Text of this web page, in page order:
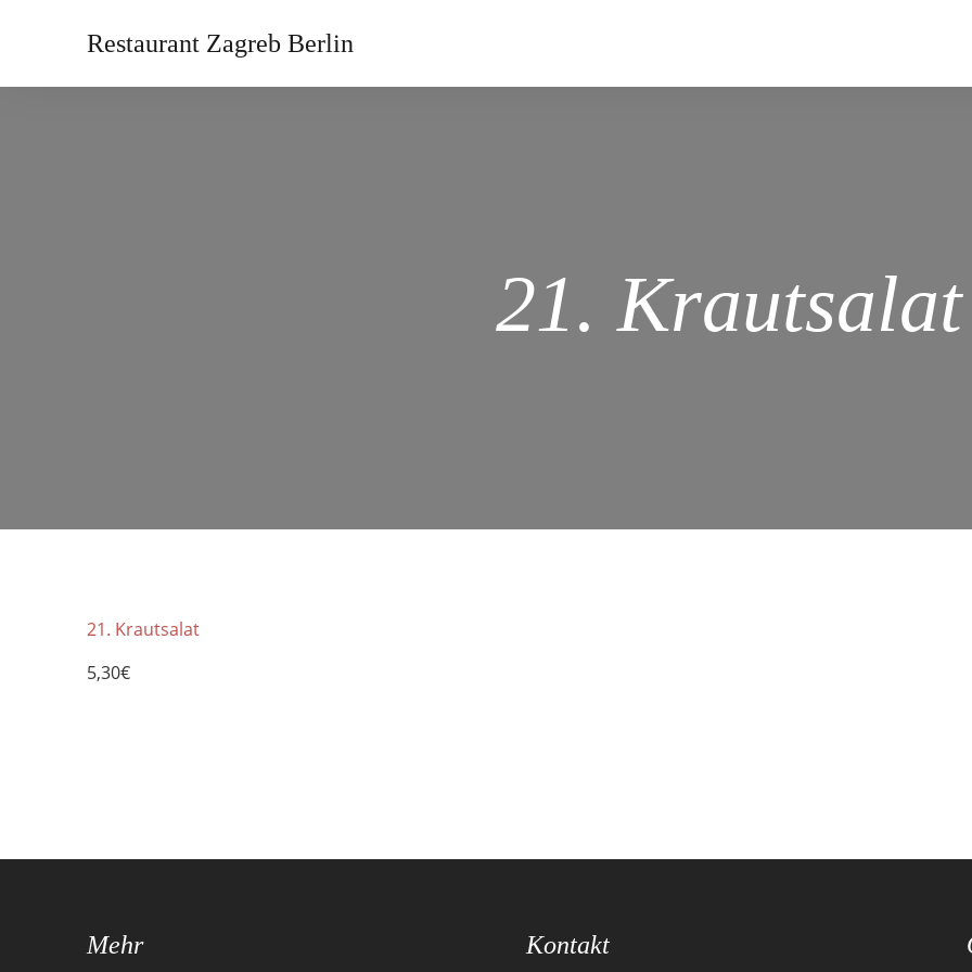
Restaurant Zagreb Berlin
21. Krautsalat
21. Krautsalat
5,30€
Mehr Kontakt